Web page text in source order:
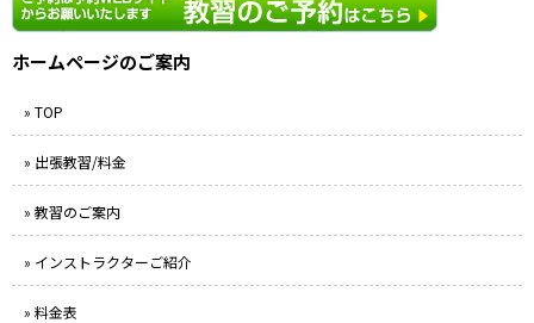
ホームページのご案内
» TOP
» 出張教習/料金
» 教習のご案内
» インストラクターご紹介
» 料金表